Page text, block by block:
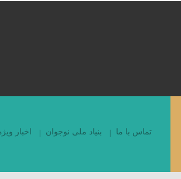
تماس با ما بنیاد ملی نوجوان اخبار